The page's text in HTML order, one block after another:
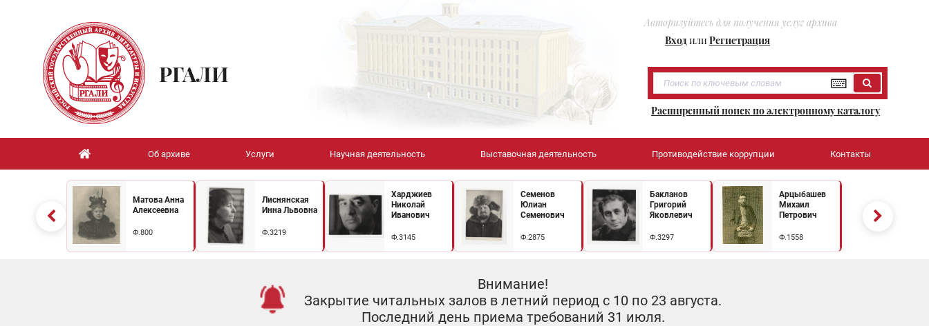
Авторизуйтесь для получения услуг архива
ВходилиРегистрация
РГАЛИ
Расширенный поиск по электронному каталогу
Об архиве Услуги Научная деятельность Выставочная деятельность Противодействие коррупции Контакты
Матова Анна
Алексеевна
Ф.800
Лиснянская
Инна Львовна
Ф.3219
Харджиев
Николай
Иванович
Ф.3145
Семенов
Юлиан
Семенович
Ф.2875
Бакланов
Григорий
Яковлевич
Ф.3297
Арцыбашев
Михаил
Петрович
Ф.1558
Внимание!
Закрытие читальных залов в летний период с 10 по 23 августа.
Последний день приема требований 31 июля.